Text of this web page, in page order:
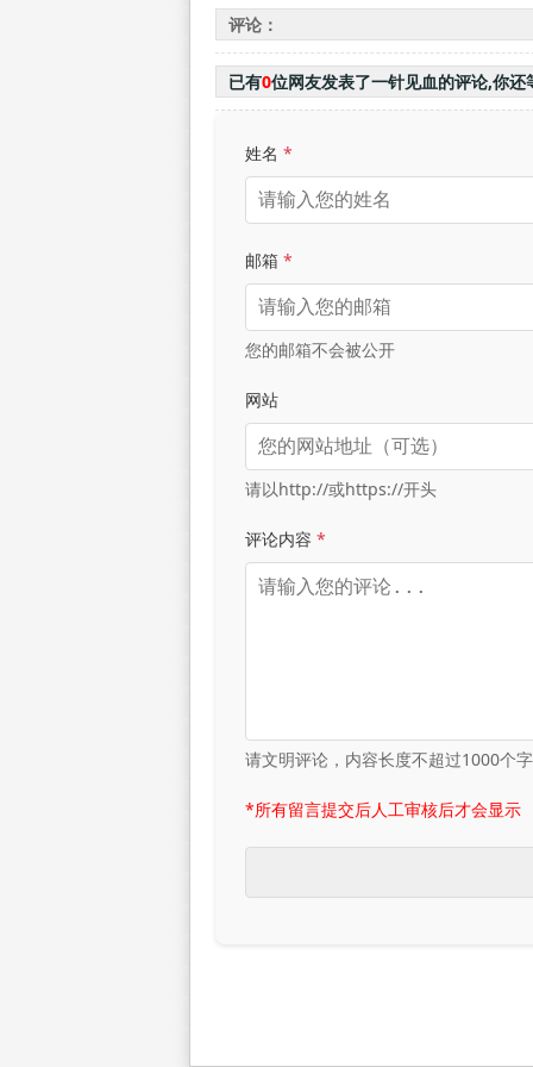
《爷们儿》
评论：
已有0位网友发表了一针见血的评论,你还
姓名 *
邮箱 *
您的邮箱不会被公开
网站
请以http://或https://开头
评论内容 *
请文明评论，内容长度不超过1000个
*所有留言提交后人工审核后才会显示